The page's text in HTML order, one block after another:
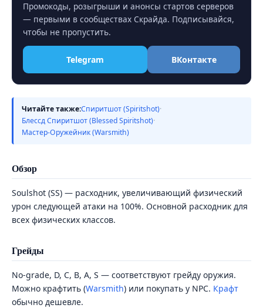
Промокоды, розыгрыши и анонсы стартов серверов
— первыми в сообществах Скрайда. Подписывайся,
чтобы не пропустить.
Telegram ВКонтакте
Читайте также:Спиритшот (Spiritshot)·
Блессд Спиритшот (Blessed Spiritshot)·
Мастер-Оружейник (Warsmith)
Обзор
Soulshot (SS) — расходник, увеличивающий физический
урон следующей атаки на 100%. Основной расходник для
всех физических классов.
Грейды
No-grade, D, C, B, A, S — соответствуют грейду оружия.
Можно крафтить (Warsmith) или покупать у NPC. Крафт
обычно дешевле.